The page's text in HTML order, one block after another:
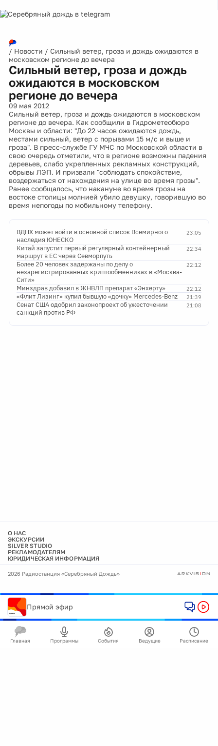
/ Новости / Сильный ветер, гроза и дождь ожидаются в
московском регионе до вечера
Сильный ветер, гроза и дождь
ожидаются в московском
регионе до вечера
09 мая 2012
Сильный ветер, гроза и дождь ожидаются в московском
регионе до вечера. Как сообщили в Гидрометеобюро
Москвы и области: "До 22 часов ожидаются дождь,
местами сильный, ветер с порывами 15 м/с и выше и
гроза". В пресс-службе ГУ МЧС по Московской области в
свою очередь отметили, что в регионе возможны падения
деревьев, слабо укрепленных рекламных конструкций,
обрывы ЛЭП. И призвали "соблюдать спокойствие,
воздержаться от нахождения на улице во время грозы".
Ранее сообщалось, что накануне во время грозы на
востоке столицы молнией убило девушку, говорившую во
время непогоды по мобильному телефону.
23:05
ВДНХ может войти в основной список Всемирного
наследия ЮНЕСКО
22:34
Китай запустит первый регулярный контейнерный
маршрут в ЕС через Севморпуть
22:12
Более 20 человек задержаны по делу о
незарегистрированных криптообменниках в «Москва-
Сити»
22:12
Минздрав добавил в ЖНВЛП препарат «Энхерту»
21:39
«Флит Лизинг» купил бывшую «дочку» Mercedes-Benz
21:08
Сенат США одобрил законопроект об ужесточении
санкций против РФ
О НАС
ЭКСКУРСИИ
SILVER STUDIO
РЕКЛАМОДАТЕЛЯМ
ЮРИДИЧЕСКАЯ ИНФОРМАЦИЯ
2026 Радиостанция «Серебряный Дождь»
Прямой эфир
Главная Программы События Ведущие Расписание